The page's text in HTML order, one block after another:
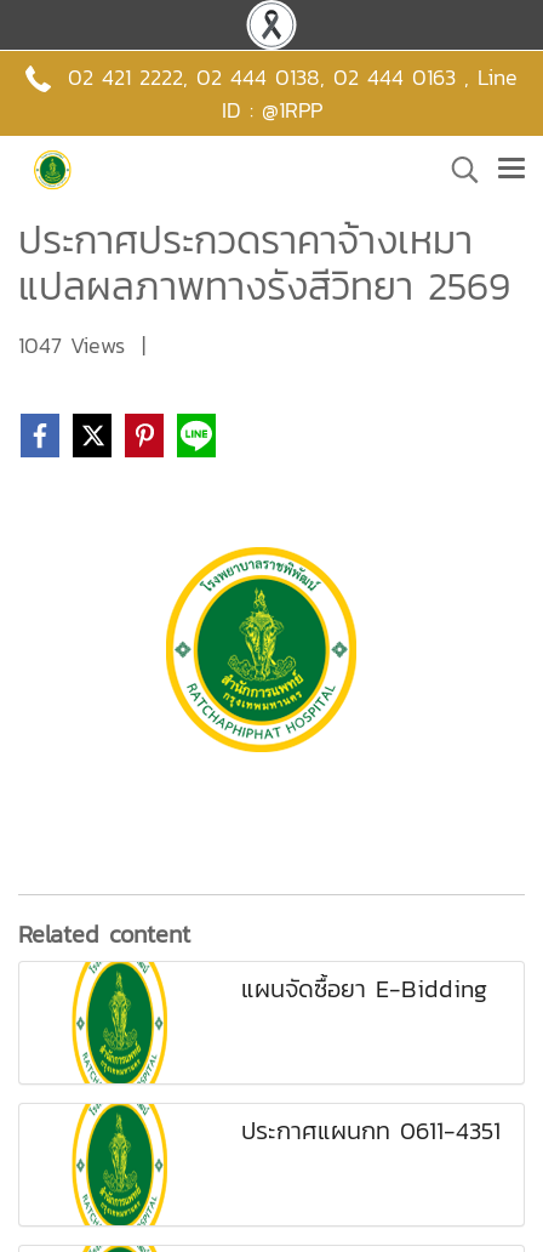
02 421 2222, 02 444 0138, 02 444 0163 , Line
ID : @1RPP
ประกาศประกวดราคาจ้างเหมา
แปลผลภาพทางรังสีวิทยา 2569
1047 Views |
Related content
แผนจัดซื้อยา E-Bidding
ประกาศแผนกท 0611-4351